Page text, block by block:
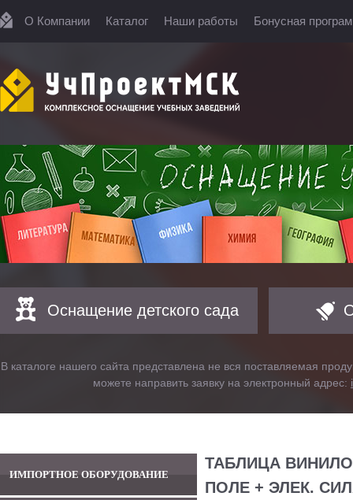
О Компании Каталог Наши работы Бонусная
Оснащение детского сада
В каталоге нашего сайта представлена не вся поставляемая
можете направить заявку на электронный адрес:
ИМПОРТНОЕ ОБОРУДОВАНИЕ
ТАБЛИЦА
ПОЛЕ + ЭЛЕК.